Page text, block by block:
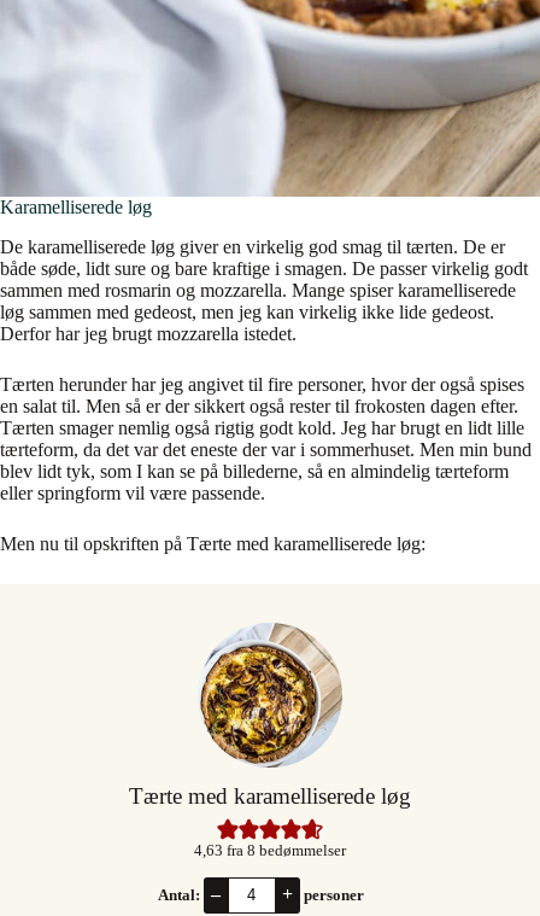
Karamelliserede løg
De karamelliserede løg giver en virkelig god smag til tærten. De er
både søde, lidt sure og bare kraftige i smagen. De passer virkelig godt
sammen med rosmarin og mozzarella. Mange spiser karamelliserede
løg sammen med gedeost, men jeg kan virkelig ikke lide gedeost.
Derfor har jeg brugt mozzarella istedet.
Tærten herunder har jeg angivet til fire personer, hvor der også spises
en salat til. Men så er der sikkert også rester til frokosten dagen efter.
Tærten smager nemlig også rigtig godt kold. Jeg har brugt en lidt lille
tærteform, da det var det eneste der var i sommerhuset. Men min bund
blev lidt tyk, som I kan se på billederne, så en almindelig tærteform
eller springform vil være passende.
Men nu til opskriften på Tærte med karamelliserede løg:
Tærte med karamelliserede løg
4,63 fra 8 bedømmelser
Antal: – + personer